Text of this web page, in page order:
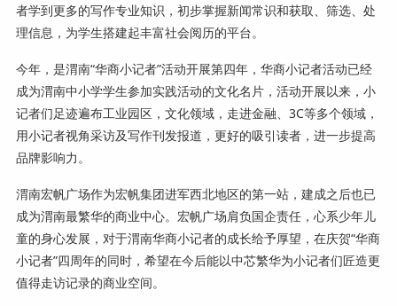
者学到更多的写作专业知识，初步掌握新闻常识和获取、筛选、处
理信息，为学生搭建起丰富社会阅历的平台。
今年，是渭南“华商小记者”活动开展第四年，华商小记者活动已经
成为渭南中小学学生参加实践活动的文化名片，活动开展以来，小
记者们足迹遍布工业园区，文化领域，走进金融、3C等多个领域，
用小记者视角采访及写作刊发报道，更好的吸引读者，进一步提高
品牌影响力。
渭南宏帆广场作为宏帆集团进军西北地区的第一站，建成之后也已
成为渭南最繁华的商业中心。宏帆广场肩负国企责任，心系少年儿
童的身心发展，对于渭南华商小记者的成长给予厚望，在庆贺“华商
小记者”四周年的同时，希望在今后能以中芯繁华为小记者们匠造更
值得走访记录的商业空间。